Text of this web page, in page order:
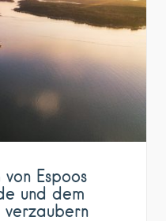
von Espoos
und dem